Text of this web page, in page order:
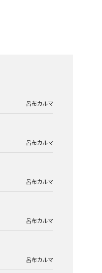
呂布カルマ
呂布カルマ
呂布カルマ
呂布カルマ
呂布カルマ